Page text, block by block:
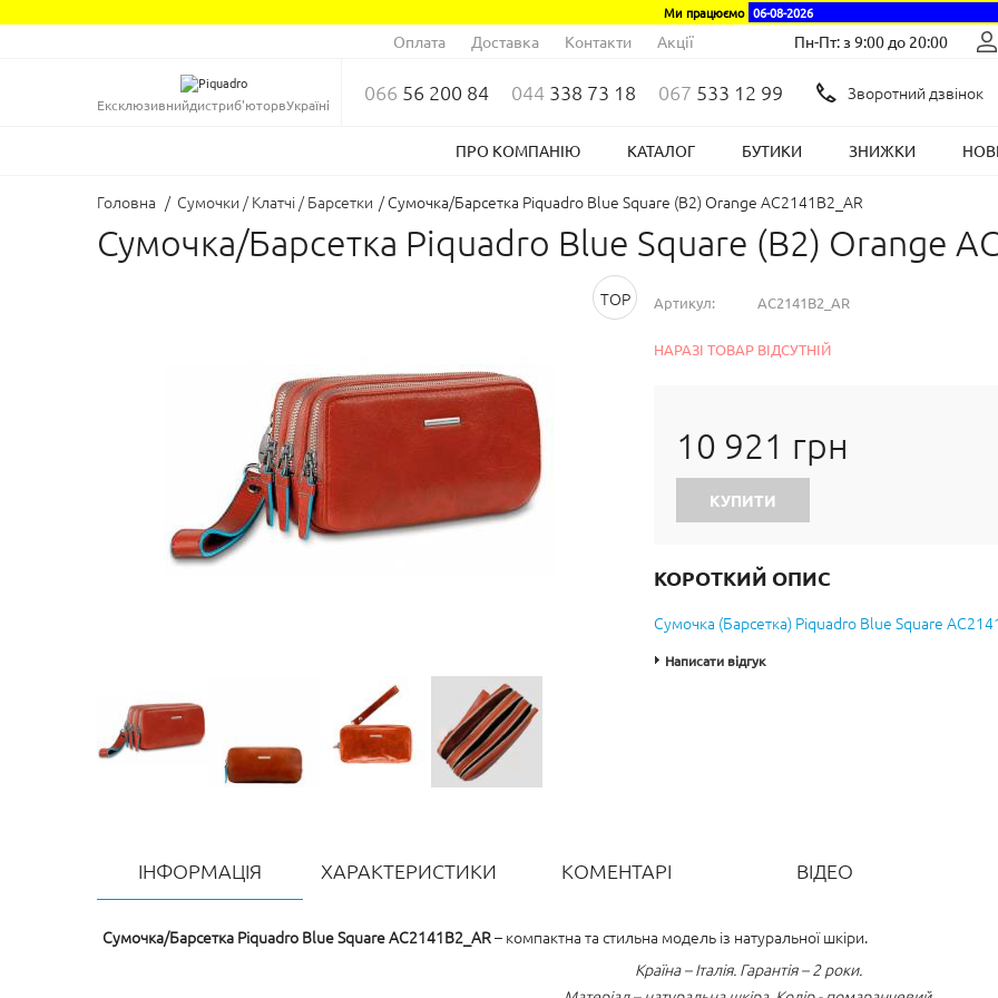
Ми працюємо 06-08-2026
Оплата Доставка Контакти Акції Пн-Пт: з 9:00 до 20:00
Ексклюзивнийдистриб'юторвУкраїні 066 56 200 84 044 338 73 18 067 533 12 99 Зворотний дзвінок
ПРО КОМПАНІЮ КАТАЛОГ БУТИКИ ЗНИЖКИ
Головна / Сумочки / Клатчі / Барсетки / Сумочка/Барсетка Piquadro Blue Square (B2) Orange AC2141B2_AR
Сумочка/Барсетка Piquadro Blue Square (B2) Orange
TOP Артикул: AC2141B2_AR
НАРАЗІ ТОВАР ВІДСУТНІЙ
10 921 грн
КУПИТИ
КОРОТКИЙ ОПИС
Сумочка (Барсетка) Piquadro Blue Square
Написати відгук
ІНФОРМАЦІЯ ХАРАКТЕРИСТИКИ КОМЕНТАРІ ВІДЕО
Сумочка/Барсетка Piquadro Blue Square AC2141B2_AR– компактна та стильна модель із натуральної шкіри.
Країна – Італія. Гарантія – 2 роки.